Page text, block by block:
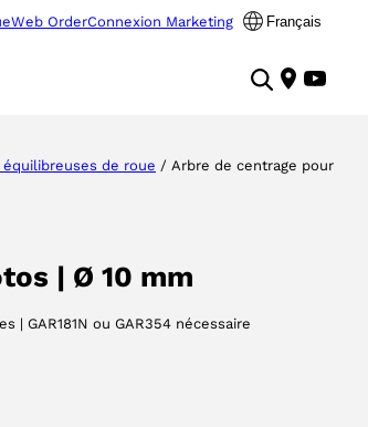
Web OrderConnexion Marketing Français
de roue / Arbre de centrage pour
| Ø 10 mm
| GAR181N ou GAR354 nécessaire